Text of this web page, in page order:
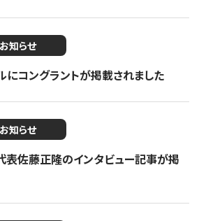
お知らせ
にコングラントが掲載されました
お知らせ
佐藤正隆のインタビュー記事が掲